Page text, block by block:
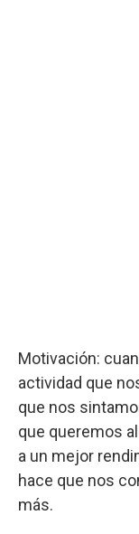
Motivación:
actividad que
que nos
que queremos
a un mejor
hace que nos
más.